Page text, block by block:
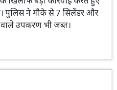
पुलिस ने मौके से 7 सिलेंडर और
उपकरण भी जब्त।